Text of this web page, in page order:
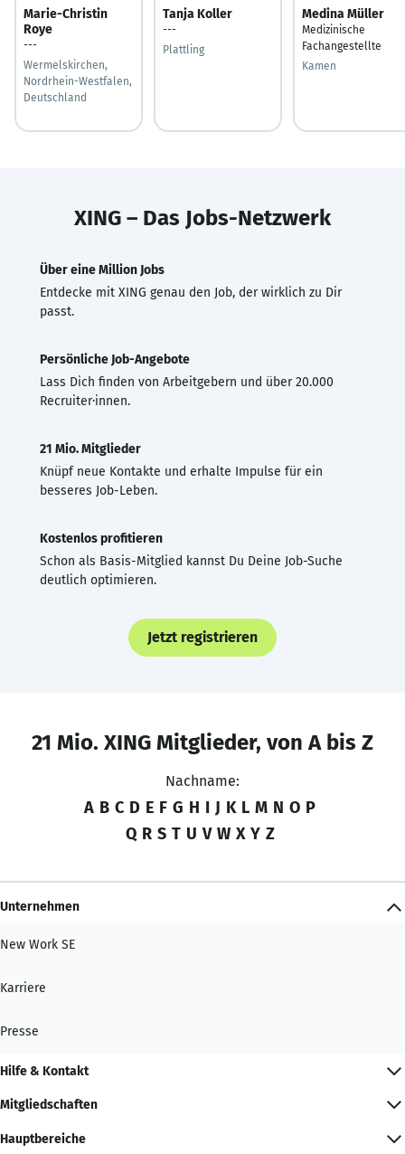
Marie-Christin
Roye
---
Wermelskirchen,
Nordrhein-Westfalen,
Deutschland
Tanja Koller
---
Plattling
Medina Müller
Medizinische
Fachangestellte
Kamen
XING – Das Jobs-Netzwerk
Über eine Million Jobs
Entdecke mit XING genau den Job, der wirklich zu Dir
passt.
Persönliche Job-Angebote
Lass Dich finden von Arbeitgebern und über 20.000
Recruiter·innen.
21 Mio. Mitglieder
Knüpf neue Kontakte und erhalte Impulse für ein
besseres Job-Leben.
Kostenlos profitieren
Schon als Basis-Mitglied kannst Du Deine Job-Suche
deutlich optimieren.
Jetzt registrieren
21 Mio. XING Mitglieder, von A bis Z
Nachname:
A B C D E F G H I J K L M N O P
Q R S T U V W X Y Z
Unternehmen
New Work SE
Karriere
Presse
Hilfe & Kontakt
Mitgliedschaften
Hauptbereiche